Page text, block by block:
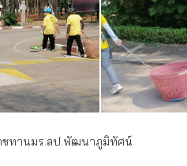
ชทานมร.ลป.พัฒนาภูมิทัศน์